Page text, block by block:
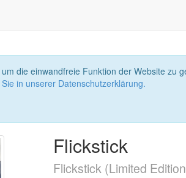
die einwandfreie Funktion der Website zu
in unserer Datenschutzerklärung.
Flickstick
Flickstick (Limited